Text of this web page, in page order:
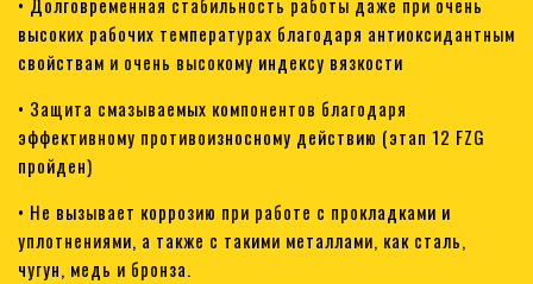
высоких рабочих температурах благодаря антиоксидантным
свойствам и очень высокому индексу вязкости
• Защита смазываемых компонентов благодаря
эффективному противоизносному действию (этап 12 FZG
пройден)
• Не вызывает коррозию при работе с прокладками и
уплотнениями, а также с такими металлами, как сталь,
чугун, медь и бронза.